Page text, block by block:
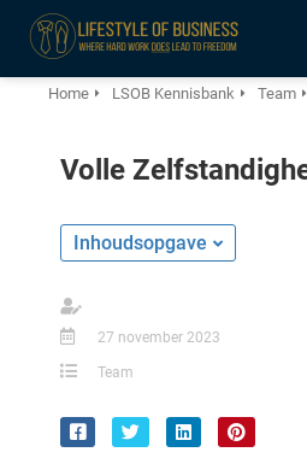
Home LSOB Kennisbank Team
Volle
Inhoudsopgave
27 november 2023
Team
om